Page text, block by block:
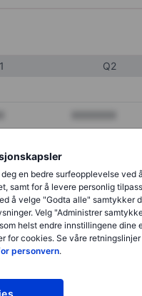
en bedre surfeopplevelse ved å
samt for å levere personlig
å velge "Godta alle" samtykker
Velg "Administrer
helst endre innstillingene dine
for cookies. Se våre
personvern.
Q2
XXXXXXX
XXXXXXX